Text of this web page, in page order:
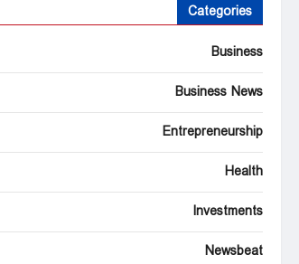
Categories
Business
Business News
Entrepreneurship
Health
Investments
Newsbeat